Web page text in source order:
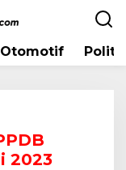
Otomotif
2023